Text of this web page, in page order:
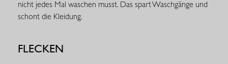
nicht jedes Mal waschen musst. Das spart Waschgänge und
schont die Kleidung.
FLECKEN